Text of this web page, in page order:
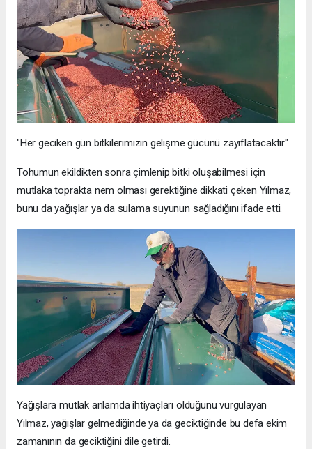
"Her geciken gün bitkilerimizin gelişme gücünü zayıflatacaktır"
Tohumun ekildikten sonra çimlenip bitki oluşabilmesi için
mutlaka toprakta nem olması gerektiğine dikkati çeken Yılmaz,
bunu da yağışlar ya da sulama suyunun sağladığını ifade etti.
Yağışlara mutlak anlamda ihtiyaçları olduğunu vurgulayan
Yılmaz, yağışlar gelmediğinde ya da geciktiğinde bu defa ekim
zamanının da geciktiğini dile getirdi.